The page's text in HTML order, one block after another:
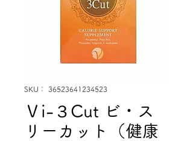
SKU： 36523641234523
Ｖi-３Cut ビ・ス
リーカット（健康